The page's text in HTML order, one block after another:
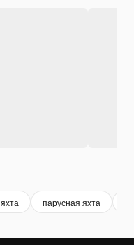
яхта парусная яхта